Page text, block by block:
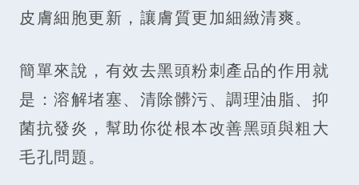
皮膚細胞更新，讓膚質更加細緻清爽。
簡單來說，有效去黑頭粉刺產品的作用就
是：溶解堵塞、清除髒污、調理油脂、抑
菌抗發炎，幫助你從根本改善黑頭與粗大
毛孔問題。